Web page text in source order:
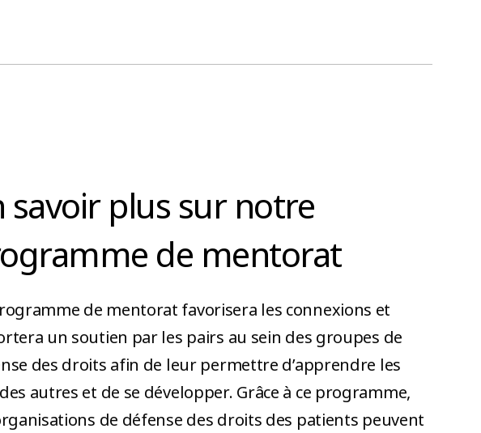
savoir plus sur notre
de mentorat
de mentorat favorisera les connexions et
un soutien par les pairs au sein des groupes de
des droits afin de leur permettre d’apprendre les
autres et de se développer. Grâce à ce programme,
de défense des droits des patients peuvent